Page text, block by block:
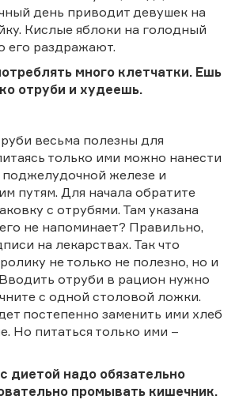
день приводит девушек на
Кислые яблоки на голодный
его раздражают.
много клетчатки. Ешь
отруби и худеешь.
весьма полезны для
только ими можно нанести
железе и
путям. Для начала обратите
с отрубями. Там указана
не напоминает? Правильно,
на лекарствах. Так что
не только не полезно, но и
отруби в рацион нужно
с одной столовой ложки.
постепенно заменить ими хлеб
Но питаться только ими –
диетой надо обязательно
промывать кишечник.